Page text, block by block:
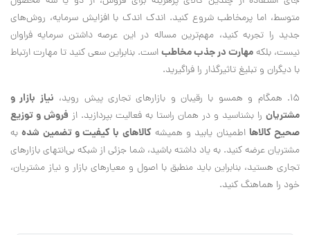
متوسط، اما پرمخاطب شروع كنيد. اندك‌ اندك با افزايش سرمايه، روش‌هاي
جديد را تجربه كنيد، مهم‌ترين مساله در اين عرصه داشتن سرمايه فراوان
نيست، بلكهمهارت در جذب مخاطباست. بنابراين سعي كنيد تا مهارت ارتباط
با ديگران و تبليغ تاثيرگذار را فراگيريد.
15. همگام و همسو با رقيبان و بازارهاي تجاري پيش رويد،
نياز بازار و
مشتريان را بشناسيد و در همان راستا به فعاليت بپردازيد. از فروش و توزيع
صحيح كالاها اطمينان يابيد و هميشهكالاهاي با كيفيت و تضمين شدهبه
مشتريان عرضه كنيد. به ياد داشته باشيد، شما جزئي از شبكه بي‌انتهاي بازارهاي
تجاري هستيد، بنابراين بايد منطبق با اصول و معيارهاي بازار و نياز مشتريان،
خود را هماهنگ كنيد.